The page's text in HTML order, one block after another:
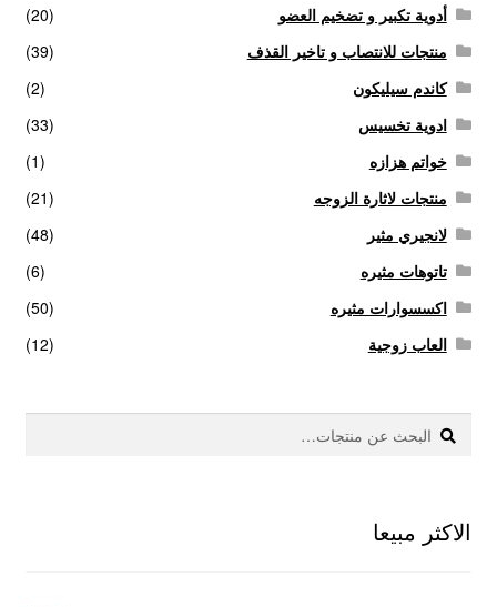
منتجات لاثارة الزوجه
منتجات للانتصاب و تاخير القذف
أدوية تكبير و تضخيم العضو
(20)
منتجات للانتصاب و تاخير القذف
(39)
كاندم سيليكون
(2)
ادوية تخسيس
(33)
خواتم هزازه
(1)
منتجات لاثارة الزوجه
(21)
لانجيري مثير
(48)
تاتوهات مثيره
(6)
اكسسوارات مثيره
(50)
العاب زوجية
(12)
البحث
عن:
بحث
الاكثر مبيعا